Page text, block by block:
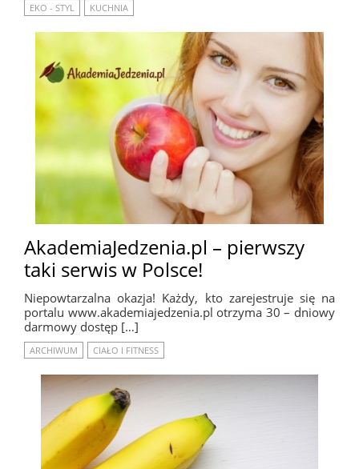
EKO - STYL KUCHNIA
AkademiaJedzenia.pl – pierwszy
taki serwis w Polsce!
Niepowtarzalna okazja! Każdy, kto zarejestruje się na
portalu www.akademiajedzenia.pl otrzyma 30 – dniowy
darmowy dostęp […]
ARCHIWUM CIAŁO I FITNESS